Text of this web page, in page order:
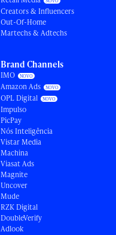
Creators & Influencers
Out-Of-Home
Martechs & Adtechs
Brand Channels
IMO
Amazon Ads
OPL Digital
Impulso
PicPay
Nós Inteligência
Vistar Media
Machina
Viasat Ads
Magnite
Uncover
Mude
RZK Digital
DoubleVerify
Adlook